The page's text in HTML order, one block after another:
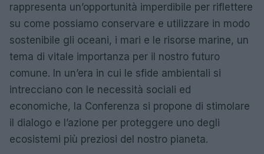
rappresenta un’opportunità imperdibile per riflettere
su come possiamo conservare e utilizzare in modo
sostenibile gli oceani, i mari e le risorse marine, un
tema di vitale importanza per il nostro futuro
comune. In un’era in cui le sfide ambientali si
intrecciano con le necessità sociali ed
economiche, la Conferenza si propone di stimolare
il dialogo e l’azione per proteggere uno degli
ecosistemi più preziosi del nostro pianeta.